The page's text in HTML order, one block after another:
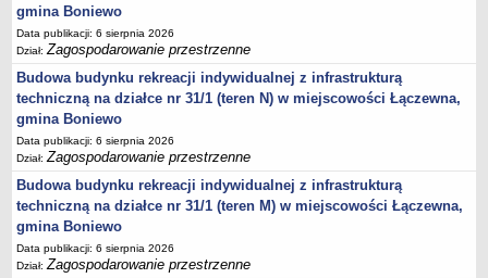
Plan działania
Strategia Rozwiązywania Problemów Społecznych
Lista osób kluczowych
Lista aktywności społecznych
Lista lokalnych liderów
Podmioty uprawnione do świadczenia usług integracji społecznej
Podmioty realizujące usługi integracji społecznej w 2009
Wykaz usług społecznych
FUNDUSZ WSPARCIA
gmina Boniewo
Data publikacji: 6 sierpnia 2026
Dział:Zagospodarowanie przestrzenne
Budowa budynku rekreacji indywidualnej z infrastrukturą
techniczną na działce nr 31/1 (teren N) w miejscowości Łączewna,
gmina Boniewo
Data publikacji: 6 sierpnia 2026
Dział:Zagospodarowanie przestrzenne
Budowa budynku rekreacji indywidualnej z infrastrukturą
techniczną na działce nr 31/1 (teren M) w miejscowości Łączewna,
gmina Boniewo
Data publikacji: 6 sierpnia 2026
Dział:Zagospodarowanie przestrzenne